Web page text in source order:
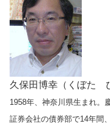
久保田博幸（くぼた
1958年、神奈川県生まれ。
証券会社の債券部で14年間